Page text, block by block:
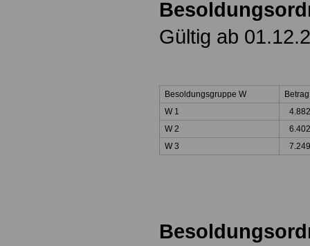
Gültig ab
Besoldungsgruppe W
Betrag
W 1
W 2
W 3